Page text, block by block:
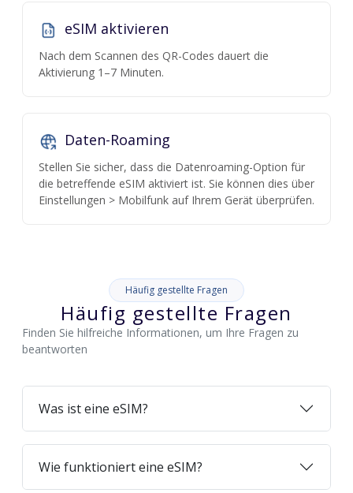
eSIM aktivieren
Nach dem Scannen des QR-Codes dauert die
Aktivierung 1–7 Minuten.
Daten-Roaming
Stellen Sie sicher, dass die Datenroaming-Option für
die betreffende eSIM aktiviert ist. Sie können dies über
Einstellungen > Mobilfunk auf Ihrem Gerät überprüfen.
Häufig gestellte Fragen
Häufig gestellte Fragen
Finden Sie hilfreiche Informationen, um Ihre Fragen zu
beantworten
Was ist eine eSIM?
Wie funktioniert eine eSIM?